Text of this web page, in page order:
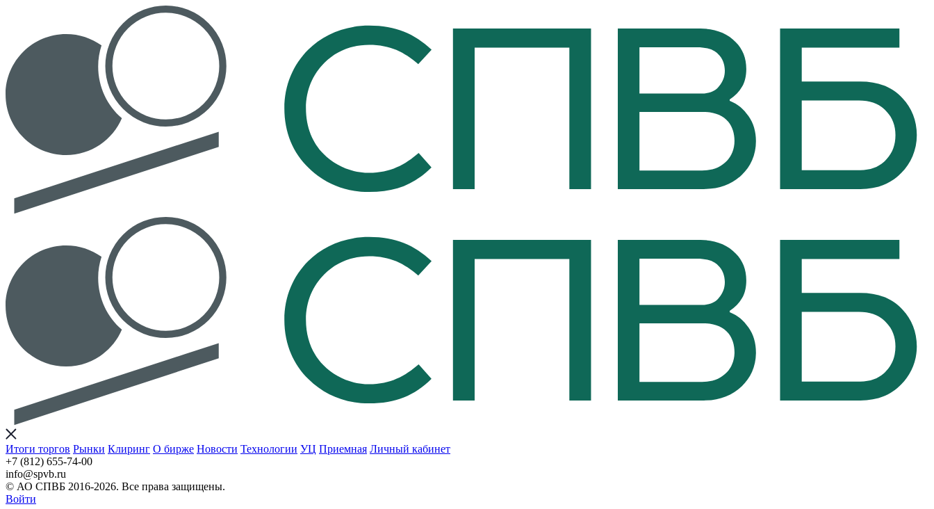
Итоги торгов Рынки Клиринг О бирже Новости Технологии УЦ Приемная Личный кабинет
+7 (812) 655-74-00
info@spvb.ru
© АО СПВБ 2016-2026. Все права защищены.
Войти